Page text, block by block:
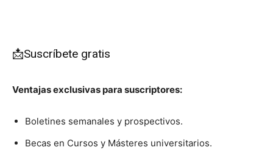
📩Suscríbete gratis
Ventajas exclusivas para suscriptores:
Boletines semanales y prospectivos.
Becas en Cursos y Másteres universitarios.